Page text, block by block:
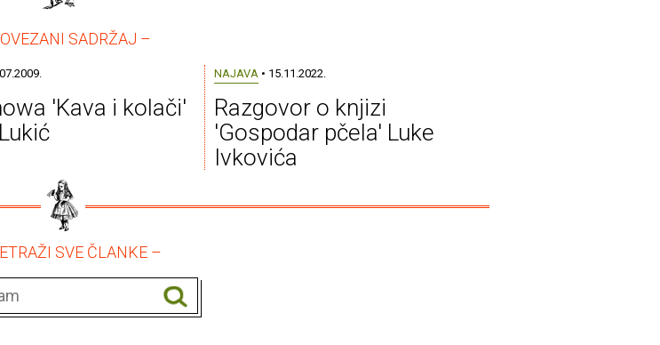
SADRŽAJ –
'Kava i kolači'
NAJAVA• 15.11.2022.
Razgovor o knjizi
'Gospodar pčela' Luke
Ivkovića
SVE ČLANKE –